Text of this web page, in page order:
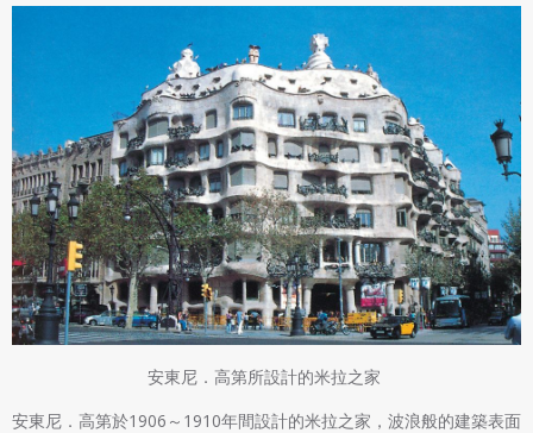
安東尼．高第所設計的米拉之家
安東尼．高第於1906～1910年間設計的米拉之家，波浪般的建築表面